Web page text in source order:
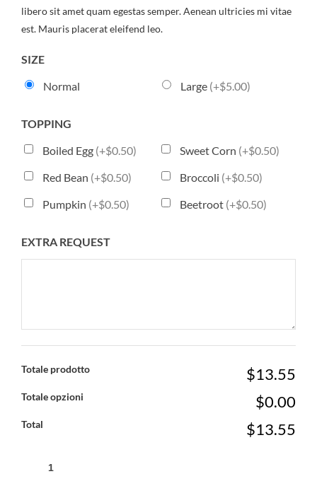
libero sit amet quam egestas semper. Aenean ultricies mi vitae
est. Mauris placerat eleifend leo.
SIZE
Normal
Large (+$5.00)
TOPPING
Boiled Egg (+$0.50) Sweet Corn (+$0.50)
Red Bean (+$0.50) Broccoli (+$0.50)
Pumpkin (+$0.50) Beetroot (+$0.50)
EXTRA REQUEST
Totale prodotto $13.55
Totale opzioni $0.00
Total $13.55